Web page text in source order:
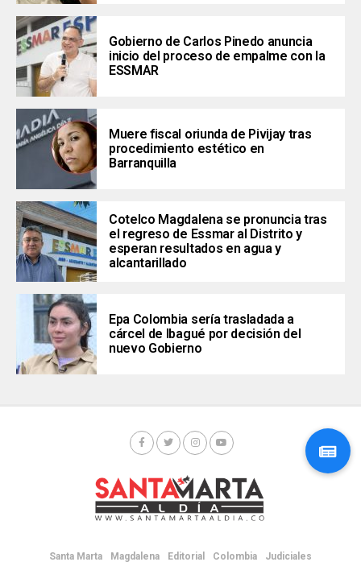
Gobierno de Carlos Pinedo anuncia
inicio del proceso de empalme con la
ESSMAR
Muere fiscal oriunda de Pivijay tras
procedimiento estético en
Barranquilla
Cotelco Magdalena se pronuncia tras
el regreso de Essmar al Distrito y
esperan resultados en agua y
alcantarillado
Epa Colombia sería trasladada a
cárcel de Ibagué por decisión del
nuevo Gobierno
Santa Marta Magdalena Editorial Colombia Judiciales